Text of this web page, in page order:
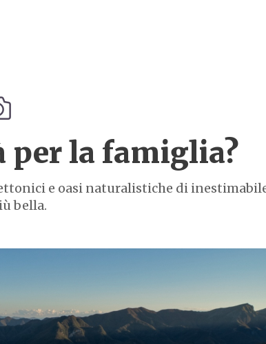
la famiglia?
e oasi naturalistiche di
bella.